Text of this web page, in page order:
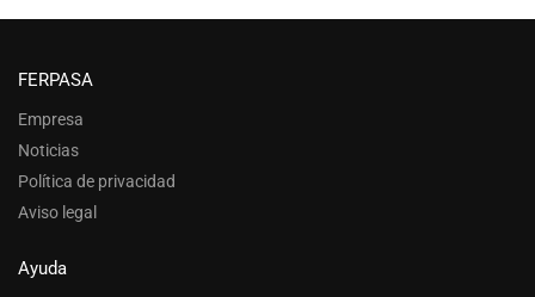
FERPASA
Empresa
Noticias
Política de privacidad
Aviso legal
Ayuda